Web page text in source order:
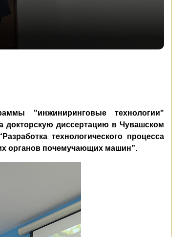
"инжиниринговые технологии"
докторскую диссертацию в Чувашском
технологического процесса
органов почемучающих машин”.